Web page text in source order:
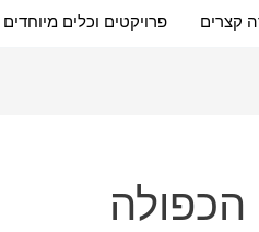
קצרים פרויקטים וכלים מיוחדים